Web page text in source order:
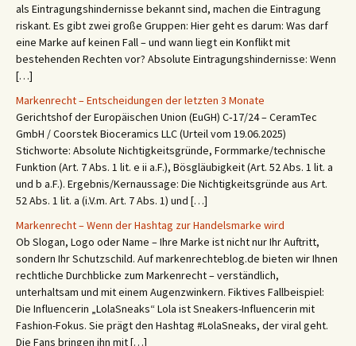
als Eintragungshindernisse bekannt sind, machen die Eintragung
riskant. Es gibt zwei große Gruppen: Hier geht es darum: Was darf
eine Marke auf keinen Fall – und wann liegt ein Konflikt mit
bestehenden Rechten vor? Absolute Eintragungshindernisse: Wenn
[…]
Markenrecht – Entscheidungen der letzten 3 Monate
Gerichtshof der Europäischen Union (EuGH) C‑17/24 – CeramTec
GmbH / Coorstek Bioceramics LLC (Urteil vom 19.06.2025)
Stichworte: Absolute Nichtigkeitsgründe, Formmarke/technische
Funktion (Art. 7 Abs. 1 lit. e ii a.F.), Bösgläubigkeit (Art. 52 Abs. 1 lit. a
und b a.F.). Ergebnis/Kernaussage: Die Nichtigkeitsgründe aus Art.
52 Abs. 1 lit. a (i.V.m. Art. 7 Abs. 1) und […]
Markenrecht – Wenn der Hashtag zur Handelsmarke wird
Ob Slogan, Logo oder Name – Ihre Marke ist nicht nur Ihr Auftritt,
sondern Ihr Schutzschild. Auf markenrechteblog.de bieten wir Ihnen
rechtliche Durchblicke zum Markenrecht – verständlich,
unterhaltsam und mit einem Augenzwinkern. Fiktives Fallbeispiel:
Die Influencerin „LolaSneaks“ Lola ist Sneakers-Influencerin mit
Fashion-Fokus. Sie prägt den Hashtag #LolaSneaks, der viral geht.
Die Fans bringen ihn mit […]